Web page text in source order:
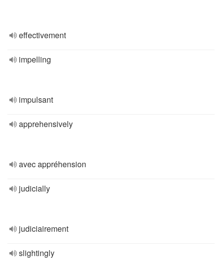
effectivement
impelling
impulsant
apprehensively
avec appréhension
judicially
judiciairement
slightingly